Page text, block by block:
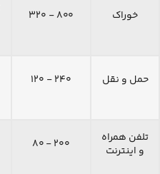
خوراک ۸۰۰ - ۳۲۰
حمل و نقل ۲۴۰ - ۱۲۰
تلفن همراه
و اینترنت
۲۰۰ - ۸۰